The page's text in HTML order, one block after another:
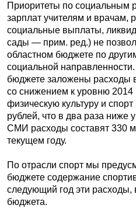
Приоритеты по социальным
зарплат учителям и врачам,
социальные выплаты,
сады — прим. ред.) не
областном бюджете по
социальной
бюджете заложены расходы
со снижением к уровню
физическую культуру и
рублей, что в два раза ниже
СМИ расходы составят 330
текущем году.
По отрасли спорт мы
бюджете содержание
следующий год эти
бюджета.